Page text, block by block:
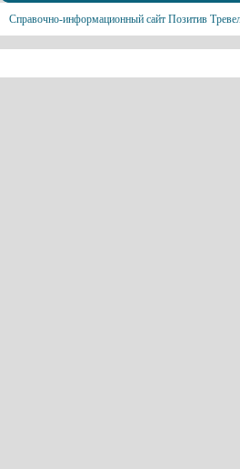
Справочно-информационный сайт Позитив